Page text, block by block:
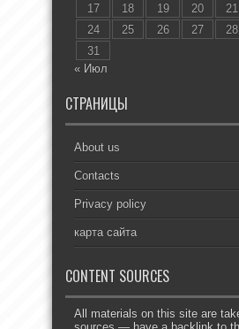
17
18 19 20 21
24
25 26 27 28
31
« Июл
СТРАНИЦЫ
About us
Contacts
Privacy policy
карта сайта
CONTENT SOURCES
All materials on this site are
sources — have a backlink to